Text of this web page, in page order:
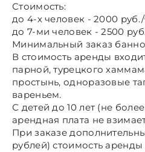
Стоимость:
до 4-х человек - 2000
до 7-ми человек - 2500
Минимальный заказ
В стоимость аренды
парной, турецкого
простынь, одноразовые
вареньем.
С детей до 10 лет (не
арендная плата не
При заказе
рублей) стоимость аренды